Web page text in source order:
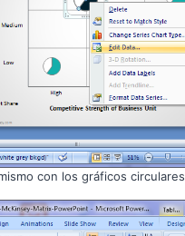
con los gráficos